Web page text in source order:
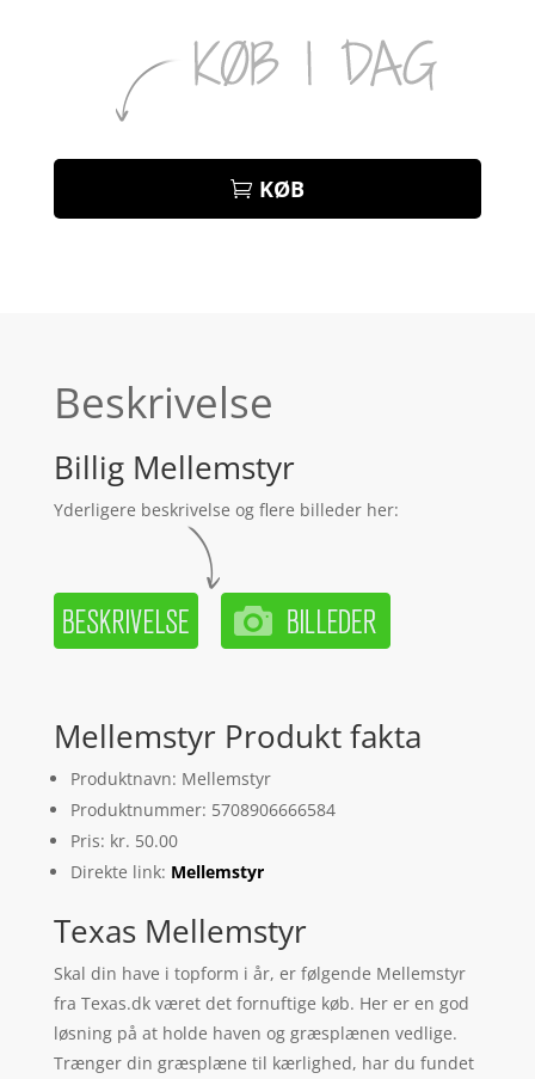
KØB
Beskrivelse
Billig Mellemstyr
Yderligere beskrivelse og flere billeder her:
Mellemstyr Produkt fakta
Produktnavn: Mellemstyr
Produktnummer: 5708906666584
Pris: kr. 50.00
Direkte link: Mellemstyr
Texas Mellemstyr
Skal din have i topform i år, er følgende Mellemstyr
fra Texas.dk været det fornuftige køb. Her er en god
løsning på at holde haven og græsplænen vedlige.
Trænger din græsplæne til kærlighed, har du fundet